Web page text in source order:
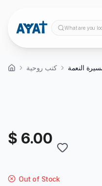
What are you
كتب روحية النعمة
$ 6.00
Out of Stock